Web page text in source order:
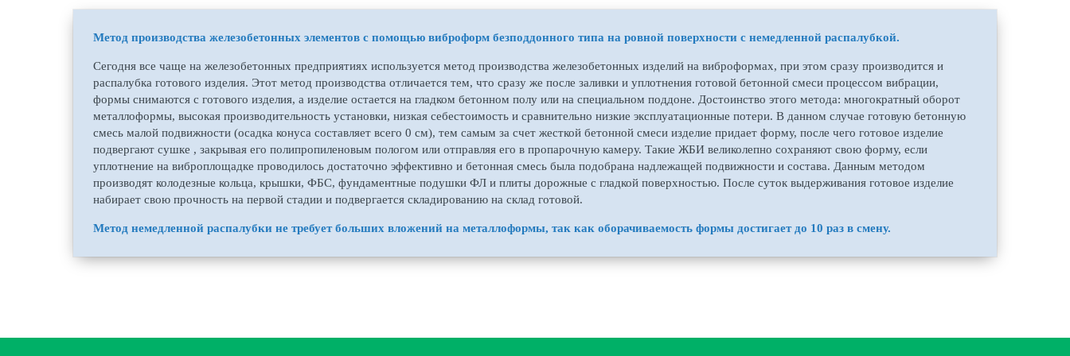
Метод производства железобетонных элементов с помощью виброформ безподдонного типа на ровной поверхности с немедленной распалубкой.
Сегодня все чаще на железобетонных предприятиях используется метод производства железобетонных изделий на виброформах, при этом сразу производится и
распалубка готового изделия. Этот метод производства отличается тем, что сразу же после заливки и уплотнения готовой бетонной смеси процессом вибрации,
формы снимаются с готового изделия, а изделие остается на гладком бетонном полу или на специальном поддоне. Достоинство этого метода: многократный оборот
металлоформы, высокая производительность установки, низкая себестоимость и сравнительно низкие эксплуатационные потери. В данном случае готовую бетонную
смесь малой подвижности (осадка конуса составляет всего 0 см), тем самым за счет жесткой бетонной смеси изделие придает форму, после чего готовое изделие
подвергают сушке , закрывая его полипропиленовым пологом или отправляя его в пропарочную камеру. Такие ЖБИ великолепно сохраняют свою форму, если
уплотнение на виброплощадке проводилось достаточно эффективно и бетонная смесь была подобрана надлежащей подвижности и состава. Данным методом
производят колодезные кольца, крышки, ФБС, фундаментные подушки ФЛ и плиты дорожные с гладкой поверхностью. После суток выдерживания готовое изделие
набирает свою прочность на первой стадии и подвергается складированию на склад готовой.
Метод немедленной распалубки не требует больших вложений на металлоформы, так как оборачиваемость формы достигает до 10 раз в смену.